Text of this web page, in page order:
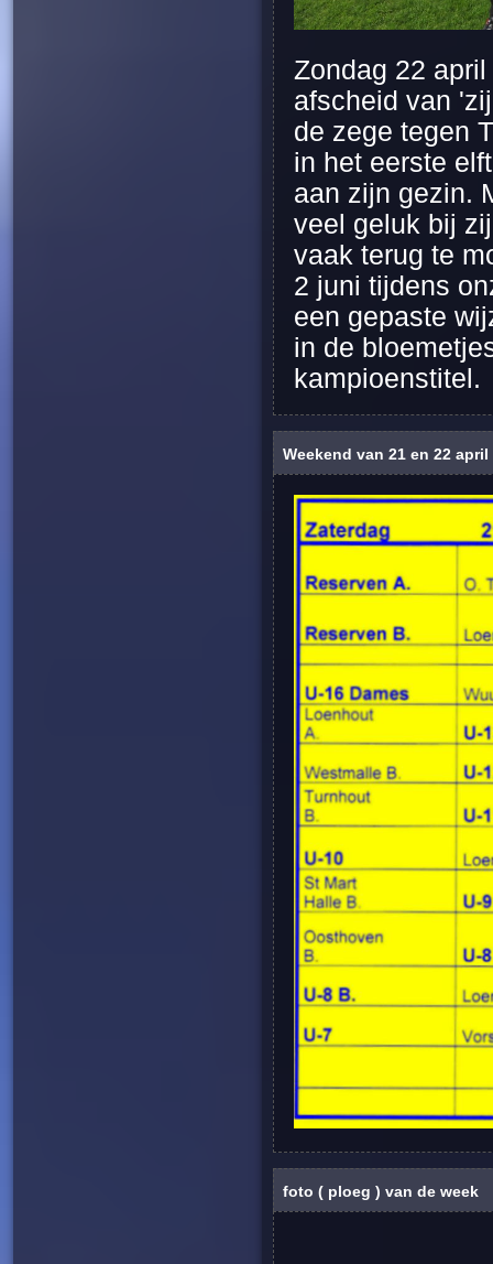
Zondag 22
afscheid van
de zege tegen
in het eerste
aan zijn gezin.
veel geluk bij
vaak terug te
2 juni tijdens
een gepaste
in de
kampioenstitel.
Weekend van 21 en 22
foto ( ploeg ) van de week